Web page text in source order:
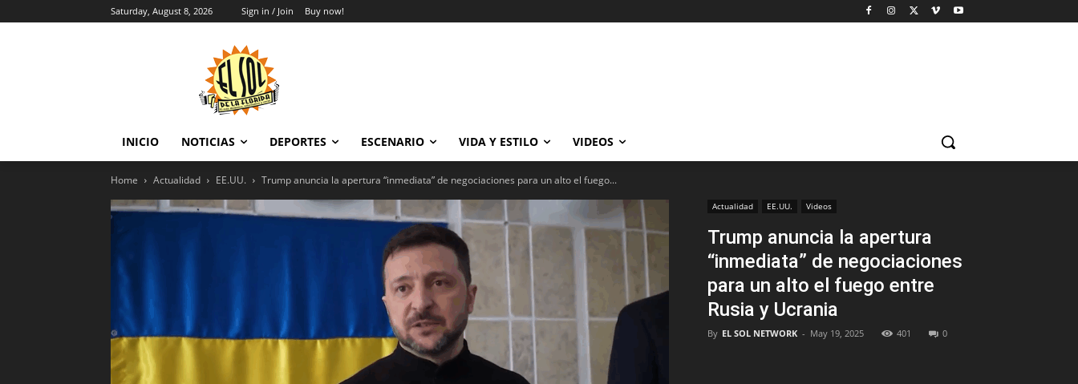
Saturday, August 8, 2026 Sign in / Join Buy now!
INICIO NOTICIAS DEPORTES ESCENARIO VIDA Y ESTILO VIDEOS
Home Actualidad EE.UU. Trump anuncia la apertura “inmediata” de negociaciones para un alto el fuego...
Actualidad EE.UU. Videos
Trump anuncia la apertura
“inmediata” de negociaciones
para un alto el fuego entre
Rusia y Ucrania
By EL SOL NETWORK - May 19, 2025 401 0